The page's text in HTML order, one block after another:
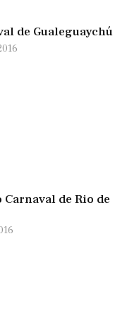
de Gualeguaychú
Carnaval de Rio de